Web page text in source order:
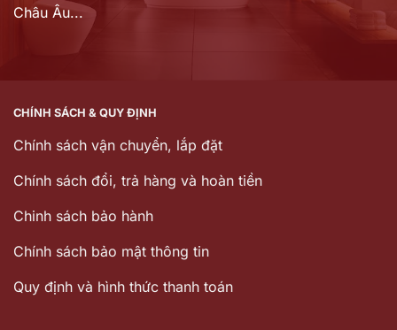
Châu Âu...
CHÍNH SÁCH & QUY ĐỊNH
Chính sách vận chuyển, lắp đặt
Chính sách đổi, trả hàng và hoàn tiền
Chinh sách bảo hành
Chính sách bảo mật thông tin
Quy định và hình thức thanh toán